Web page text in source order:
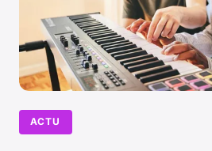
ACTU